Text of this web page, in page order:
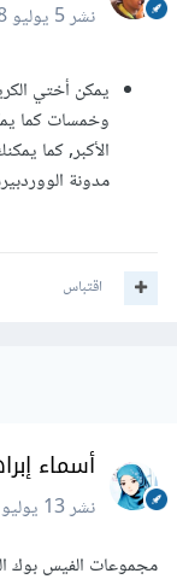
نشر5 يوليو 2018
يمكن أختي
وخمسات كما
الأكبر, كما
مدونة
اقتباس
أسماء
نشر13 يوليو 2018
مجموعات الفيس بوك